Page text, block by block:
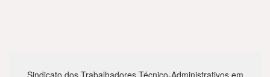
Sindicato dos Trabalhadores Técnico-Administrativos em